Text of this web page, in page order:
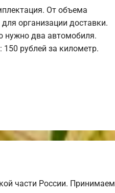
От объема
организации доставки.
нужно два автомобиля.
рублей за километр.
части России. Принимаем